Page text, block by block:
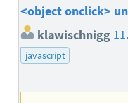
<object onclick>
klawischnigg
javascript